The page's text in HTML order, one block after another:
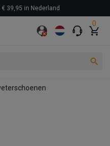
0
39,95 in Nederland